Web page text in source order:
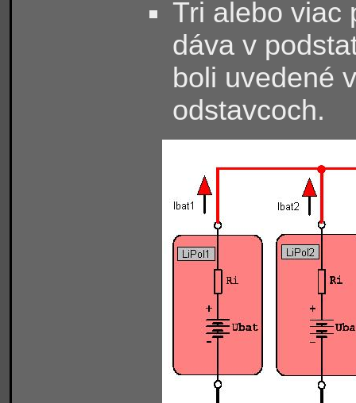
Tri alebo viac
dáva v
boli uvedené
odstavcoch.